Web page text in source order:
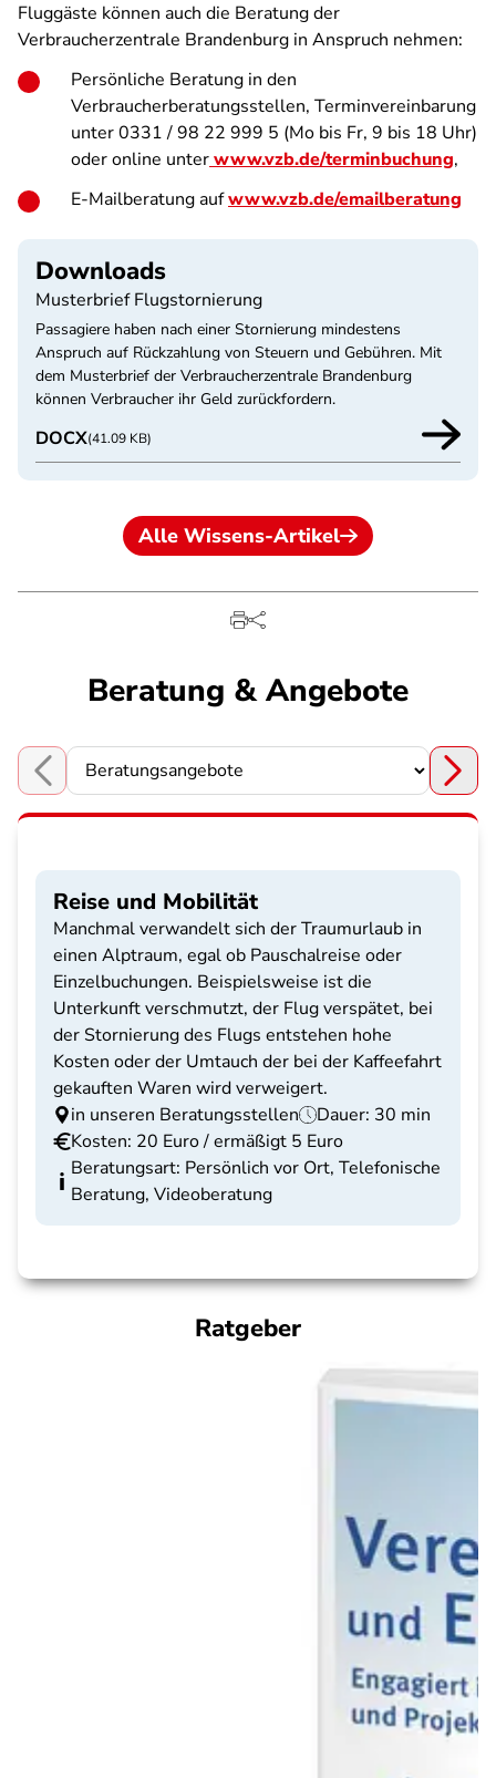
Fluggäste können auch die Beratung der
Verbraucherzentrale Brandenburg in Anspruch nehmen:
Persönliche Beratung in den
Verbraucherberatungsstellen, Terminvereinbarung
unter 0331 / 98 22 999 5 (Mo bis Fr, 9 bis 18 Uhr)
oder online unterwww.vzb.de/terminbuchung,
E-Mailberatung aufwww.vzb.de/emailberatung
Downloads
Musterbrief Flugstornierung
Passagiere haben nach einer Stornierung mindestens
Anspruch auf Rückzahlung von Steuern und Gebühren. Mit
dem Musterbrief der Verbraucherzentrale Brandenburg
können Verbraucher ihr Geld zurückfordern.
DOCX(41.09 KB)
Alle Wissens-Artikel
Beratung & Angebote
Choose a section
Reise und Mobilität
Manchmal verwandelt sich der Traumurlaub in
einen Alptraum, egal ob Pauschalreise oder
Einzelbuchungen. Beispielsweise ist die
Unterkunft verschmutzt, der Flug verspätet, bei
der Stornierung des Flugs entstehen hohe
Kosten oder der Umtauch der bei der Kaffeefahrt
gekauften Waren wird verweigert.
in unseren Beratungsstellen
Dauer: 30 min
Kosten: 20 Euro / ermäßigt 5 Euro
Beratungsart: Persönlich vor Ort, Telefonische
Beratung, Videoberatung
Ratgeber